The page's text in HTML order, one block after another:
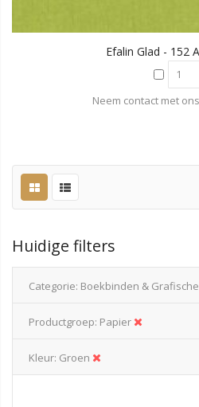
Efalin Glad - 152
Neem contact met
Huidige filters
Categorie Boekbinden &
Productgroep Papier
Kleur Groen